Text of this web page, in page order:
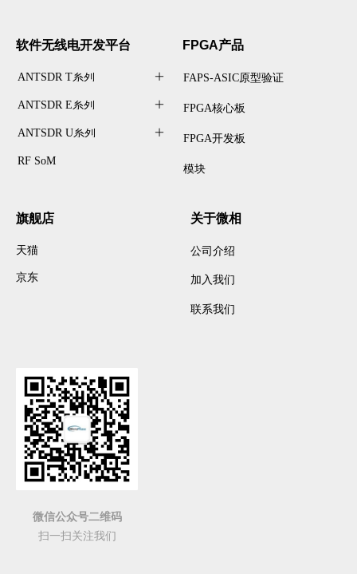
ꄶ
ANTSDR T系列
ꄶ
ANTSDR E系列
ꄶ
ANTSDR U系列
RF SoM
软件无线电开发平台 FPGA产品
FAPS-ASIC原型验证
FPGA核心板
FPGA开发板
模块
关于微相
公司介绍
加入我们
联系我们
旗舰店
天猫
京东
微信公众号二维码
扫一扫关注我们